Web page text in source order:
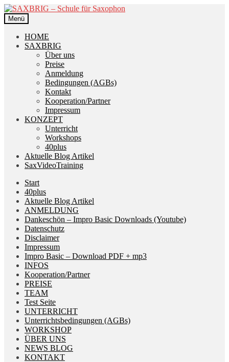
Zur
Navigation
springen
Zum
Inhalt
springen
Menü
HOME
SAXBRIG
Über uns
Preise
Anmeldung
Bedingungen (AGBs)
Kontakt
Kooperation/Partner
Impressum
KONZEPT
Unterricht
Workshops
40plus
Aktuelle Blog Artikel
SaxVideoTraining
Start
40plus
Aktuelle Blog Artikel
ANMELDUNG
Dankeschön – Impro Basic Downloads (Youtube)
Datenschutz
Disclaimer
Impressum
Impro Basic – Download PDF + mp3
INFOS
Kooperation/Partner
PREISE
TEAM
Test Seite
UNTERRICHT
Unterrichtsbedingungen (AGBs)
WORKSHOP
ÜBER UNS
NEWS BLOG
KONTAKT